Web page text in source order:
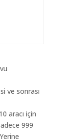
ve sonrası
aracı için
999